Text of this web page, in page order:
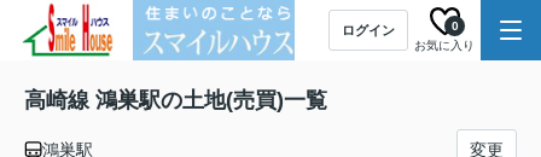
ログイン
お気に入り
0
高崎線 鴻巣駅の土地(売買)一覧
鴻巣駅 変更